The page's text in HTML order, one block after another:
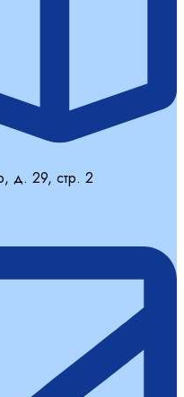
д. 29, стр. 2